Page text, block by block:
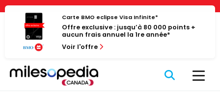
Panneau de gestion des cookies
Passer
contenu
Carte BMO eclipse Visa Infinite*
Offre exclusive : jusqu’à 80 000 points +
aucun frais annuel la 1re année*
Voir l'offre